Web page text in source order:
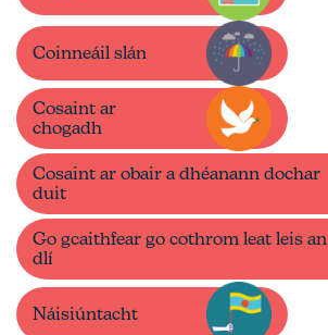
Coinneáil slán
Cosaint ar
chogadh
Cosaint ar obair a dhéanann dochar
duit
Go gcaithfear go cothrom leat leis an
dlí
Náisiúntacht